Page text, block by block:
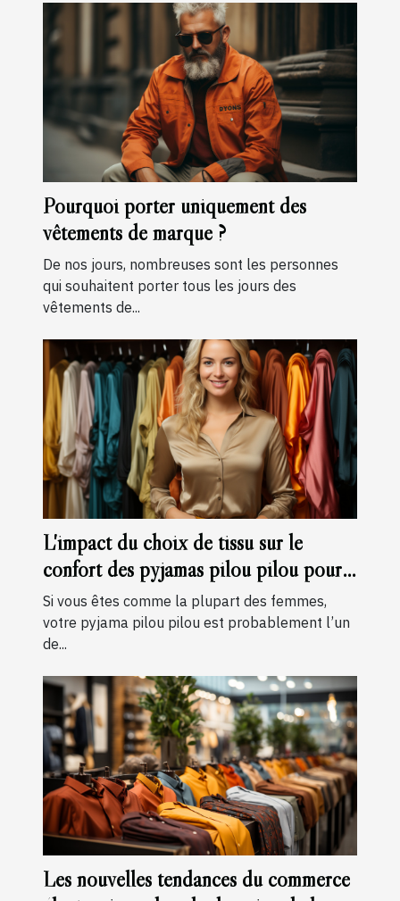
Pourquoi porter uniquement des
vêtements de marque ?
De nos jours, nombreuses sont les personnes
qui souhaitent porter tous les jours des
vêtements de...
L'impact du choix de tissu sur le
confort des pyjamas pilou pilou pour
femmes
Si vous êtes comme la plupart des femmes,
votre pyjama pilou pilou est probablement l’un
de...
Les nouvelles tendances du commerce